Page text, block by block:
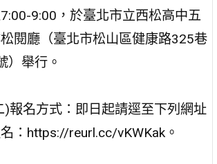
9:00，於臺北市立西松高中五
閱廳（臺北市松山區健康路325巷
）舉行。
)報名方式：即日起請逕至下列網址
：https://reurl.cc/vKWKak。